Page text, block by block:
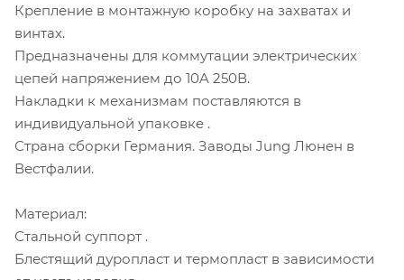
Крепление в монтажную коробку на захватах и
винтах.
Предназначены для коммутации электрических
цепей напряжением до 10A 250В.
Накладки к механизмам поставляются в
индивидуальной упаковке .
Страна сборки Германия. Заводы Jung Люнен в
Вестфалии.
Материал:
Стальной суппорт .
Блестящий дуропласт и термопласт в зависимости